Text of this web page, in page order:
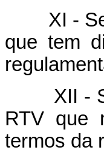
XI -
que tem
XII -
RTV que
termos da